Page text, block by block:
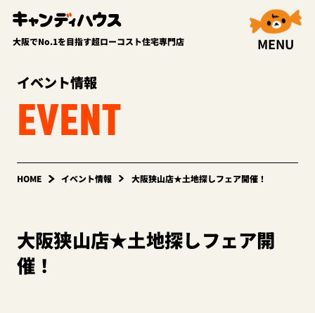
大阪でNo.1を目指す超ローコスト住宅専門店 MENU
イベント情報
EVENT
HOME イベント情報 大阪狭山店★土地探しフェア開催！
大阪狭山店★土地探しフェア開
催！